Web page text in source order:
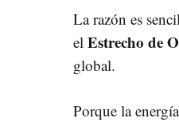
La razón es
el Estrecho de
global.
Porque la